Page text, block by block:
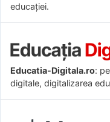
educației.
Educatia-Digitala.ro:
digitale, digitalizarea